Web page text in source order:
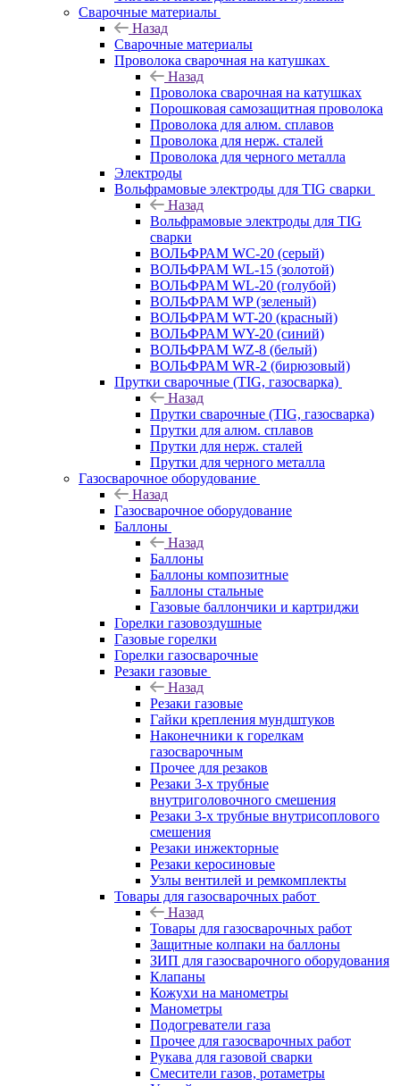
Сварочные материалы
Назад
Сварочные материалы
Проволока сварочная на катушках
Назад
Проволока сварочная на катушках
Порошковая самозащитная проволока
Проволока для алюм. сплавов
Проволока для нерж. сталей
Проволока для черного металла
Электроды
Вольфрамовые электроды для TIG сварки
Назад
Вольфрамовые электроды для TIG
сварки
ВОЛЬФРАМ WC-20 (серый)
ВОЛЬФРАМ WL-15 (золотой)
ВОЛЬФРАМ WL-20 (голубой)
ВОЛЬФРАМ WP (зеленый)
ВОЛЬФРАМ WT-20 (красный)
ВОЛЬФРАМ WY-20 (синий)
ВОЛЬФРАМ WZ-8 (белый)
ВОЛЬФРАМ WR-2 (бирюзовый)
Прутки сварочные (TIG, газосварка)
Назад
Прутки сварочные (TIG, газосварка)
Прутки для алюм. сплавов
Прутки для нерж. сталей
Прутки для черного металла
Газосварочное оборудование
Назад
Газосварочное оборудование
Баллоны
Назад
Баллоны
Баллоны композитные
Баллоны стальные
Газовые баллончики и картриджи
Горелки газовоздушные
Газовые горелки
Горелки газосварочные
Резаки газовые
Назад
Резаки газовые
Гайки крепления мундштуков
Наконечники к горелкам
газосварочным
Прочее для резаков
Резаки 3-х трубные
внутриголовочного смешения
Резаки 3-х трубные внутрисоплового
смешения
Резаки инжекторные
Резаки керосиновые
Узлы вентилей и ремкомплекты
Товары для газосварочных работ
Назад
Товары для газосварочных работ
Защитные колпаки на баллоны
ЗИП для газосварочного оборудования
Клапаны
Кожухи на манометры
Манометры
Подогреватели газа
Прочее для газосварочных работ
Рукава для газовой сварки
Смесители газов, ротаметры